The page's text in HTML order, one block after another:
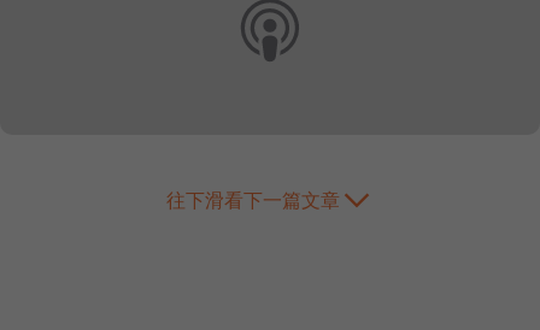
往下滑看下一篇文章